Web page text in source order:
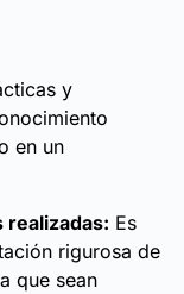
y
en un
realizadas: Es
rigurosa de
que sean